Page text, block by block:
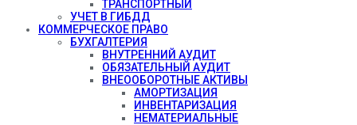
ТРАНСПОРТНЫЙ
УЧЕТ В ГИБДД
КОММЕРЧЕСКОЕ ПРАВО
БУХГАЛТЕРИЯ
ВНУТРЕННИЙ АУДИТ
ОБЯЗАТЕЛЬНЫЙ АУДИТ
ВНЕООБОРОТНЫЕ АКТИВЫ
АМОРТИЗАЦИЯ
ИНВЕНТАРИЗАЦИЯ
НЕМАТЕРИАЛЬНЫЕ